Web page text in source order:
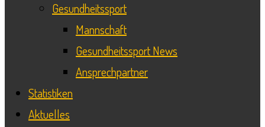
Gesundheitssport
Mannschaft
Gesundheitssport News
Ansprechpartner
Statistiken
Aktuelles